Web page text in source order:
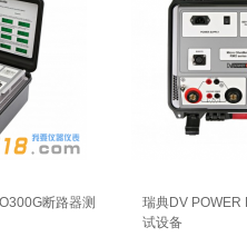
断路器测
瑞典DV POWER
试设备